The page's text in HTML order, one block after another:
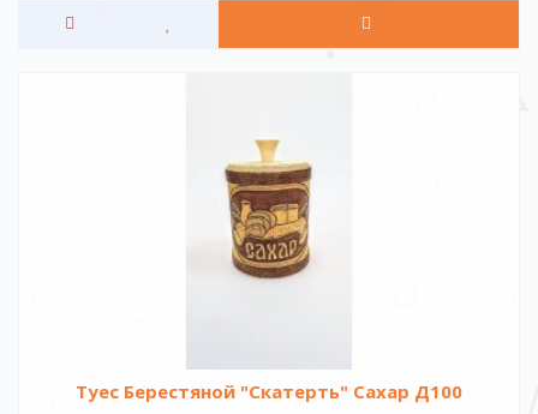
Туес Берестяной "Скатерть" Сахар Д100